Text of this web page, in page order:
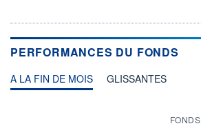
PERFORMANCES DU FONDS
A LA FIN DE MOIS GLISSANTES
FONDS